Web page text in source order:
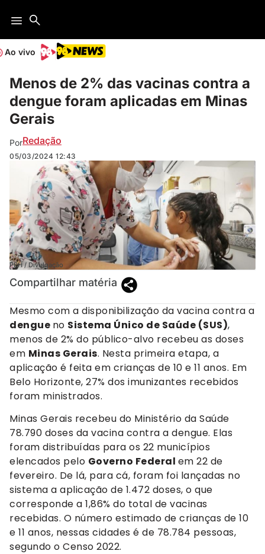
Ao vivo
Menos de 2% das vacinas contra a
dengue foram aplicadas em Minas
Gerais
PorRedação
05/03/2024 12:43
PBH / Divulgação
Compartilhar matéria
Mesmo com a disponibilização da vacina contra a
dengue no Sistema Único de Saúde (SUS),
menos de 2% do público-alvo recebeu as doses
em Minas Gerais. Nesta primeira etapa, a
aplicação é feita em crianças de 10 e 11 anos. Em
Belo Horizonte, 27% dos imunizantes recebidos
foram ministrados.
Minas Gerais recebeu do Ministério da Saúde
78.790 doses da vacina contra a dengue. Elas
foram distribuídas para os 22 municípios
elencados pelo Governo Federal em 22 de
fevereiro. De lá, para cá, foram foi lançadas no
sistema a aplicação de 1.472 doses, o que
corresponde a 1,86% do total de vacinas
recebidas. O número estimado de crianças de 10
e 11 anos, nessas cidades é de 78.784 pessoas,
segundo o Censo 2022.